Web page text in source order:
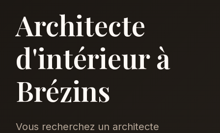
Architecte
d'intérieur à
Brézins
Vous recherchez un architecte